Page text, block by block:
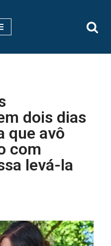
dois dias
que avô
com
levá-la